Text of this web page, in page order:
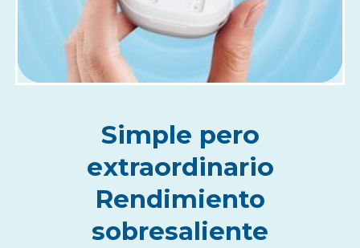
Simple pero
extraordinario
Rendimiento
sobresaliente